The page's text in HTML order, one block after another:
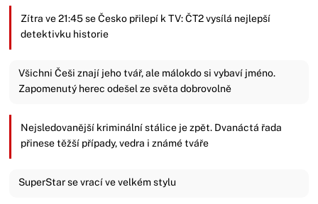
Zítra ve 21:45 se Česko přilepí k TV: ČT2 vysílá nejlepší
detektivku historie
Všichni Češi znají jeho tvář, ale málokdo si vybaví jméno.
Zapomenutý herec odešel ze světa dobrovolně
Nejsledovanější kriminální stálice je zpět. Dvanáctá řada
přinese těžší případy, vedra i známé tváře
SuperStar se vrací ve velkém stylu